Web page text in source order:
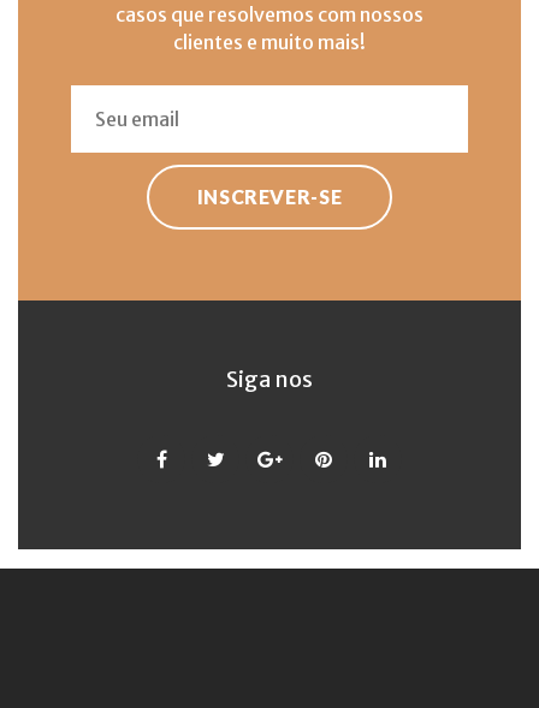
casos que resolvemos com nossos
clientes e muito mais!
INSCREVER-SE
Siga nos